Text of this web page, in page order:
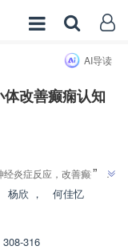
AI导读
改善癫痫认知
炎症反应，改善癫痫模
认知障碍提供了新方
”
杨欣 ，
何佳忆
316